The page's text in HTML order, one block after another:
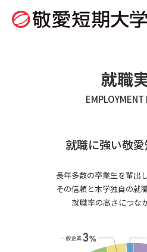
就職
EMPLOYMENT
就職に強い敬愛
長年多数の卒業生を輩出
その信頼と本学独自の就
就職率の高さにつな